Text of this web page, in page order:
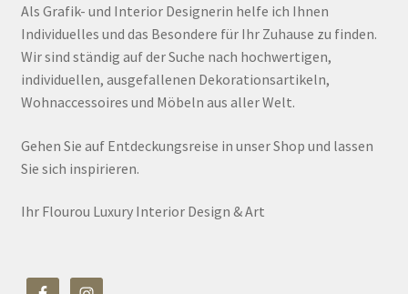
Als Grafik- und Interior Designerin helfe ich Ihnen
Individuelles und das Besondere für Ihr Zuhause zu finden.
Wir sind ständig auf der Suche nach hochwertigen,
individuellen, ausgefallenen Dekorationsartikeln,
Wohnaccessoires und Möbeln aus aller Welt.
Gehen Sie auf Entdeckungsreise in unser Shop und lassen
Sie sich inspirieren.
Ihr Flourou Luxury Interior Design & Art